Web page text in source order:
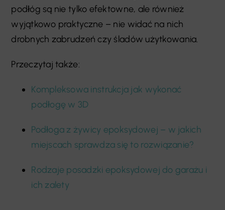
podłóg są nie tylko efektowne, ale również
wyjątkowo praktyczne – nie widać na nich
drobnych zabrudzeń czy śladów użytkowania.
Przeczytaj także:
Kompleksowa instrukcja jak wykonać
podłogę w 3D
Podłoga z żywicy epoksydowej – w jakich
miejscach sprawdza się to rozwiązanie?
Rodzaje posadzki epoksydowej do garażu i
ich zalety